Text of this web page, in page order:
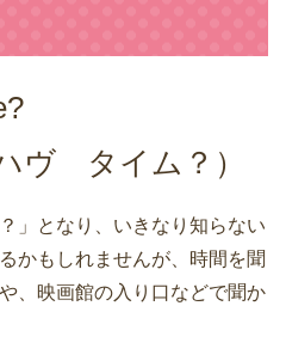
ヴ タイム？）
」となり、いきなり知らない
かもしれませんが、時間を聞
、映画館の入り口などで聞か